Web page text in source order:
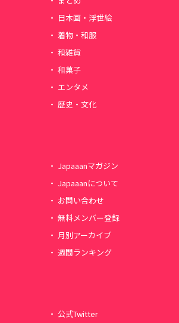
日本画・浮世絵
着物・和服
和雑貨
和菓子
エンタメ
歴史・文化
Japaaanマガジン
Japaaanについて
お問い合わせ
無料メンバー登録
月別アーカイブ
週間ランキング
公式Twitter